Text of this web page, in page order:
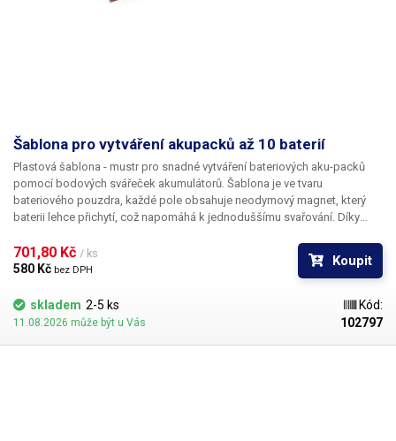
Šablona pro vytváření akupacků až 10 baterií
Plastová šablona - mustr pro snadné vytváření bateriových aku-packů
pomocí bodových svářeček akumulátorů. Šablona je ve tvaru
bateriového pouzdra, každé pole obsahuje neodymový magnet, který
baterii lehce přichytí, což napomáhá k jednoduššímu svařování. Díky
profesionálně vypadající aku packy. Určeno pro 10 baterií. Určeno pro
baterie do průměru 19mm.
701,80 Kč / ks
580 Kč bez DPH
Koupit
skladem 2-5 ks
11.08.2026 může být u Vás
Kód:
102797